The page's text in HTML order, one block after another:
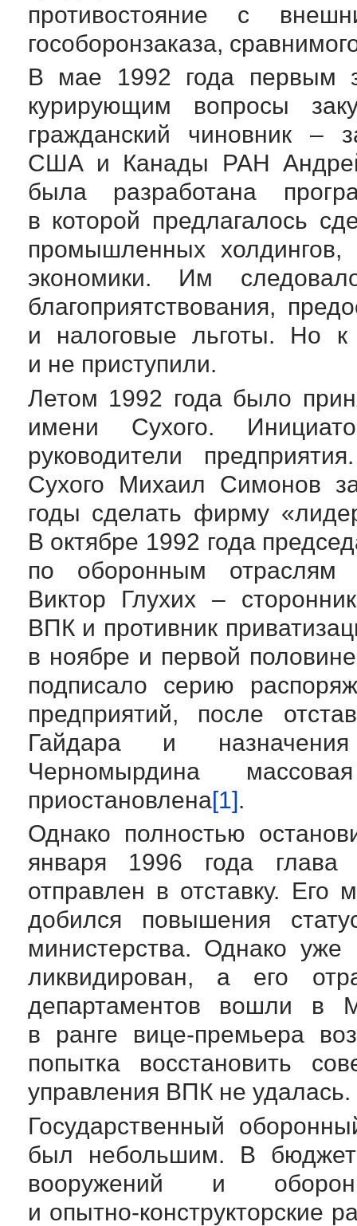
противостояние с
гособоронзаказа,
В мае 1992 года первым
курирующим вопросы
гражданский чиновник –
США и Канады РАН
была разработана
в которой предлагалось
промышленных
экономики. Им
благоприятствования,
и налоговые льготы. Но к
и не приступили.
Летом 1992 года было
имени Сухого.
руководители
Сухого Михаил Симонов
годы сделать фирму
В октябре 1992 года
по оборонным отраслям
Виктор Глухих –
ВПК и противник
в ноябре и первой
подписало серию
предприятий, после
Гайдара и
Черномырдина
приостановлена[1].
Однако полностью
января 1996 года глава
отправлен в отставку. Его
добился повышения
министерства. Однако
ликвидирован, а его
департаментов вошли в
в ранге вице-премьера
попытка восстановить
управления ВПК не удалась.
Государственный
был небольшим. В
вооружений и
и опытно-конструкторские